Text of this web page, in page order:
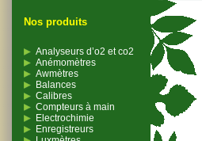
Nos produits
Analyseurs d’o2 et co2
Anémomètres
Awmètres
Balances
Calibres
Compteurs à main
Electrochimie
Enregistreurs